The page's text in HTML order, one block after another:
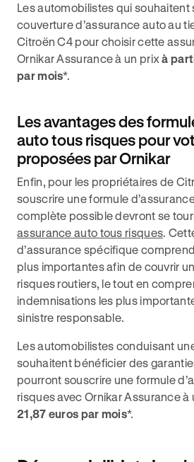
Les automobilistes qui souhaitent
couverture d’assurance auto au
Citroën C4 pour choisir cette
Ornikar Assurance à un prixà
par mois*.
Les avantages des
auto tous risques pour
proposées par Ornikar
Enfin, pour les propriétaires de
souscrire une formule
complète possible devront se
assurance auto tous risques.
d’assurance spécifique
plus importantes afin de couvrir
risques routiers, le tout en
indemnisations les plus
sinistre responsable.
Les automobilistes conduisant
souhaitent bénéficier des
pourront souscrire une formule
risques avec Ornikar Assurance
21,87 euros par mois*.